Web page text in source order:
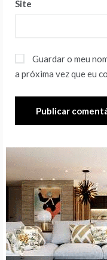
Site
Guardar o meu
a próxima vez que eu